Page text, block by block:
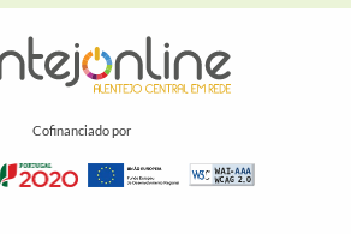
Cofinanciado por